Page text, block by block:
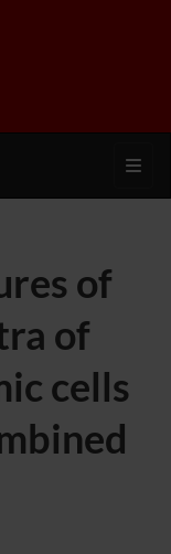
of
of
cells